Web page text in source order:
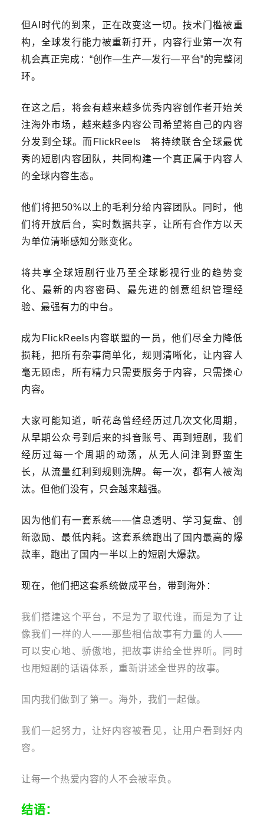
但AI时代的到来，正在改变这一切。 技术门槛被重
构，全球发行能力被重新打开，内容行业第一次有
机会真正完成：“创作—生产—发行—平台”的完整闭
环。
在这之后，将会有越来越多优秀内容创作者开始关
注海外市场，越来越多内容公司希望将自己的内容
分发到全球。而 FlickReels
将持续联合全球最优
秀的短剧内容团队，共同构建一个真正属于内容人
的全球内容生态。
他们将把50%以上的毛利分给内容团队。同时，他
们将开放后台，实时数据共享 ，让所有合作方以天
为单位清晰感知分账变化。
将共享全球短剧行业乃至全球影视行业的趋势变
化、最新的内容密码、最先进的创意组织管理经
验、最强有力的中台。
成为FlickReels内容联盟的一员，他们尽全力降低
损耗，把所有杂事简单化，规则清晰化，让内容人
毫无顾虑， 所有精力只需要服务于内容，
只需操心
内容。
大家可能知道， 听花岛曾经经历过几次文化周期 ，
从早期公众号到后来的抖音账号、再到短剧，我们
经历过每一个周期的动荡，从无人问津到野蛮生
长，从流量红利到规则洗牌。每一次，都有人被淘
汰。但他们没有，只会越来越强。
因为他们有一套系统——信息透明、学习复盘、创
新激励、最低内耗。这套系统跑出了国内最高的爆
款率，跑出了国内一半以上的短剧大爆款。
现在，他们把这套系统做成平台，带到海外：
我们搭建这个平台，不是为了取代谁，而是为了让
像我们一样的人——那些相信故事有力量的人——
可以安心地、骄傲地，把故事讲给全世界听。同时
也用短剧的话语体系，重新讲述全世界的故事。
国内我们做到了第一。海外，我们一起做。
我们一起努力，让好内容被看见，让用户看到好内
容。
让每一个热爱内容的人不会被辜负。
结语：